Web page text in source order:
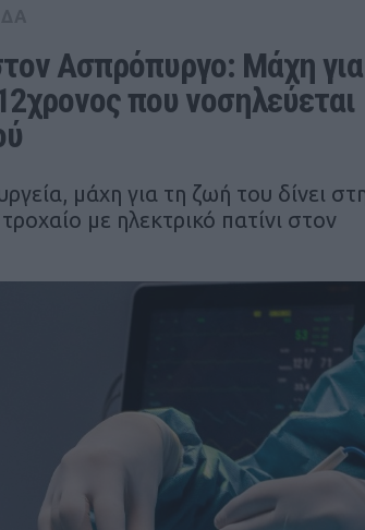
Ασπρόπυργο: Μάχη για
που νοσηλεύεται
μάχη για τη ζωή του δίνει
με ηλεκτρικό πατίνι στον